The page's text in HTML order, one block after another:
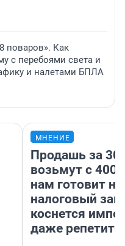
поваров». Как
с перебоями света и
и налетами БПЛА
МНЕНИЕ
Продашь за
возьмут с
нам готовит
налоговый
коснется
даже